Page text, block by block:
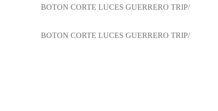
BOTON CORTE LUCES GUERRERO TRIP/
BOTON CORTE LUCES GUERRERO TRIP/